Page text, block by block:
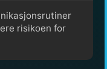
risikoen for